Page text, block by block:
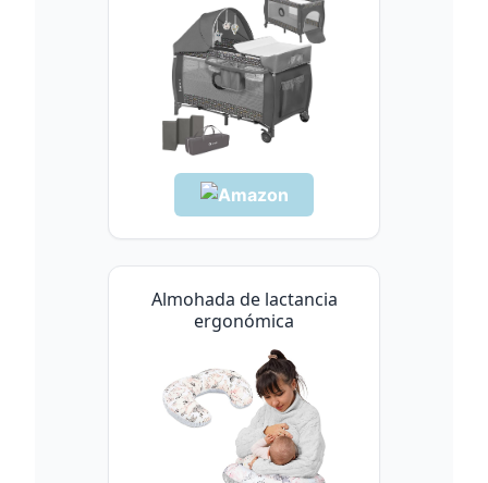
Almohada de lactancia
ergonómica